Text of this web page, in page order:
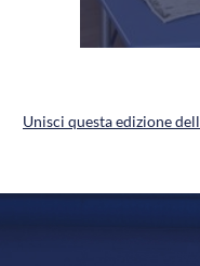
Unisci questa edizione